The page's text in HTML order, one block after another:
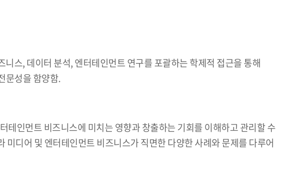
스, 데이터 분석, 엔터테인먼트 연구를 포괄하는 학제적 접근을 통해
문성을 함양함.
인먼트 비즈니스에 미치는 영향과 창출하는 기회를 이해하고 관리할 수
디어 및 엔터테인먼트 비즈니스가 직면한 다양한 사례와 문제를 다루어